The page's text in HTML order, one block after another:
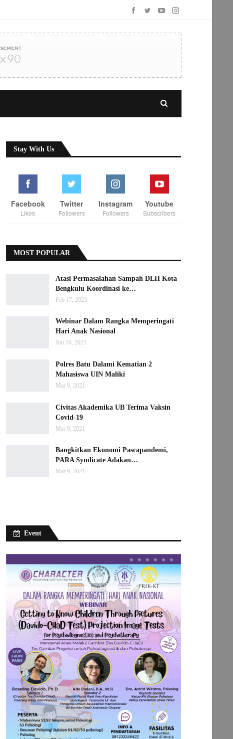
Stay With Us
Facebook
Likes
Twitter
Followers
Instagram
Followers
Youtube
Subscribers
MOST POPULAR
Atasi Permasalahan Sampah DLH Kota
Bengkulu Koordinasi ke…
Feb 17, 2023
Webinar Dalam Rangka Memperingati
Hari Anak Nasional
Jun 16, 2021
Polres Batu Dalami Kematian 2
Mahasiswa UIN Maliki
Mar 9, 2021
Civitas Akademika UB Terima Vaksin
Covid-19
Mar 9, 2021
Bangkitkan Ekonomi Pascapandemi,
PARA Syndicate Adakan…
Mar 9, 2021
Event